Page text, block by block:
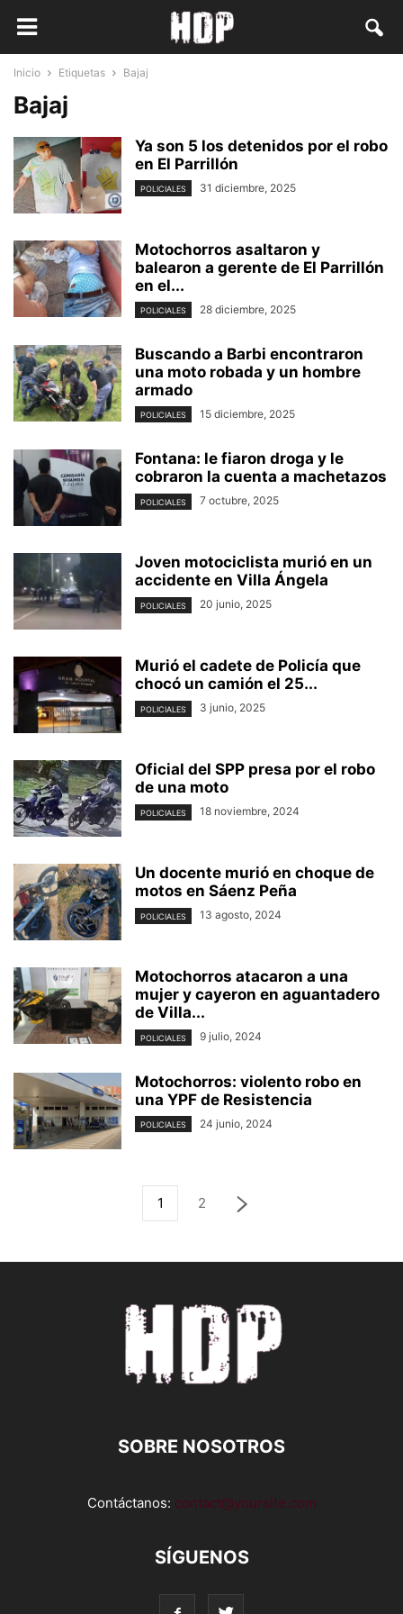
Inicio Etiquetas Bajaj
Bajaj
Ya son 5 los detenidos por el robo
en El Parrillón
POLICIALES 31 diciembre, 2025
Motochorros asaltaron y
balearon a gerente de El Parrillón
en el...
POLICIALES 28 diciembre, 2025
Buscando a Barbi encontraron
una moto robada y un hombre
armado
POLICIALES 15 diciembre, 2025
Fontana: le fiaron droga y le
cobraron la cuenta a machetazos
POLICIALES 7 octubre, 2025
Joven motociclista murió en un
accidente en Villa Ángela
POLICIALES 20 junio, 2025
Murió el cadete de Policía que
chocó un camión el 25...
POLICIALES 3 junio, 2025
Oficial del SPP presa por el robo
de una moto
POLICIALES 18 noviembre, 2024
Un docente murió en choque de
motos en Sáenz Peña
POLICIALES 13 agosto, 2024
Motochorros atacaron a una
mujer y cayeron en aguantadero
de Villa...
POLICIALES 9 julio, 2024
Motochorros: violento robo en
una YPF de Resistencia
POLICIALES 24 junio, 2024
1 2
SOBRE NOSOTROS
Contáctanos: contact@yoursite.com
SÍGUENOS